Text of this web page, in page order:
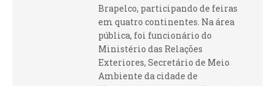
Brapelco, participando de feiras
em quatro continentes. Na área
pública, foi funcionário do
Ministério das Relações
Exteriores, Secretário de Meio
Ambiente da cidade de